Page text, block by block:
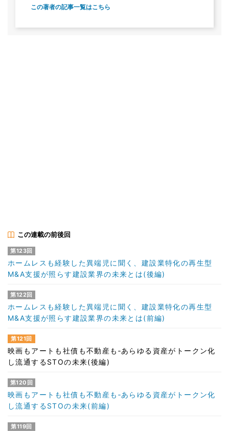
この著者の記事一覧はこちら
この連載の前後回
第123回
ホームレスも経験した異端児に聞く、建設業特化の再生型
M&A支援が照らす建設業界の未来とは(後編)
第122回
ホームレスも経験した異端児に聞く、建設業特化の再生型
M&A支援が照らす建設業界の未来とは(前編)
第121回
映画もアートも社債も不動産も‐あらゆる資産がトークン化
し流通するSTOの未来(後編)
第120回
映画もアートも社債も不動産も‐あらゆる資産がトークン化
し流通するSTOの未来(前編)
第119回